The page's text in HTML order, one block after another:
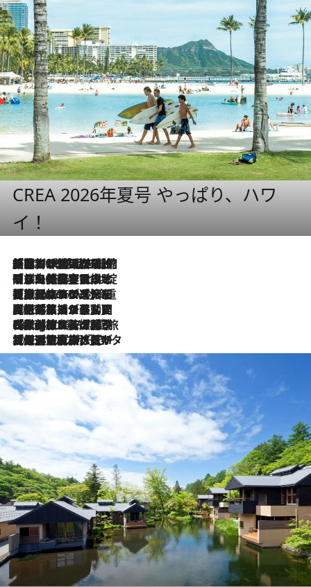
CREA 2026年夏号 やっぱり、ハワ
イ！
2026.8.6
「荷物が増えるほど旅ストレスは増す」美容ジャーナリストがたどり着いた最終結論。“化粧品を劇的に減らす”感動の凝縮美容とは
2026.8.6
「旅先には金髪ウィッグを持参」日本と同じメイクでは損してる!? 美容ジャーナリストが提案する“掟破りの旅美容”とは
2026.8.6
【厳選旅コスメ】「身軽さ＆UV対策重視！」ヘアアーティストshucoが選んだ夏旅ベストコスメを発表【Mサイズジップ】
2026.8.5
【厳選旅コスメ】国内をあちこち移動する河井菜摘が選んだ夏旅ベストコスメ発表！「リラックスアイテムはマスト」【Mサイズジップ】
2026.8.4
【厳選旅コスメ】「紫外線＆乾燥対策しながらメイク感も！」ヘア＆メイクGeorgeが選んだ夏旅ベストコスメを発表！【Mサイズジップ】
2026.8.3
【厳選旅コスメ】「保湿もタイパ重視！」“サウナ好き”タレント清水みさとが愛用する夏旅ベストコスメを発表！【Mサイズジップ】